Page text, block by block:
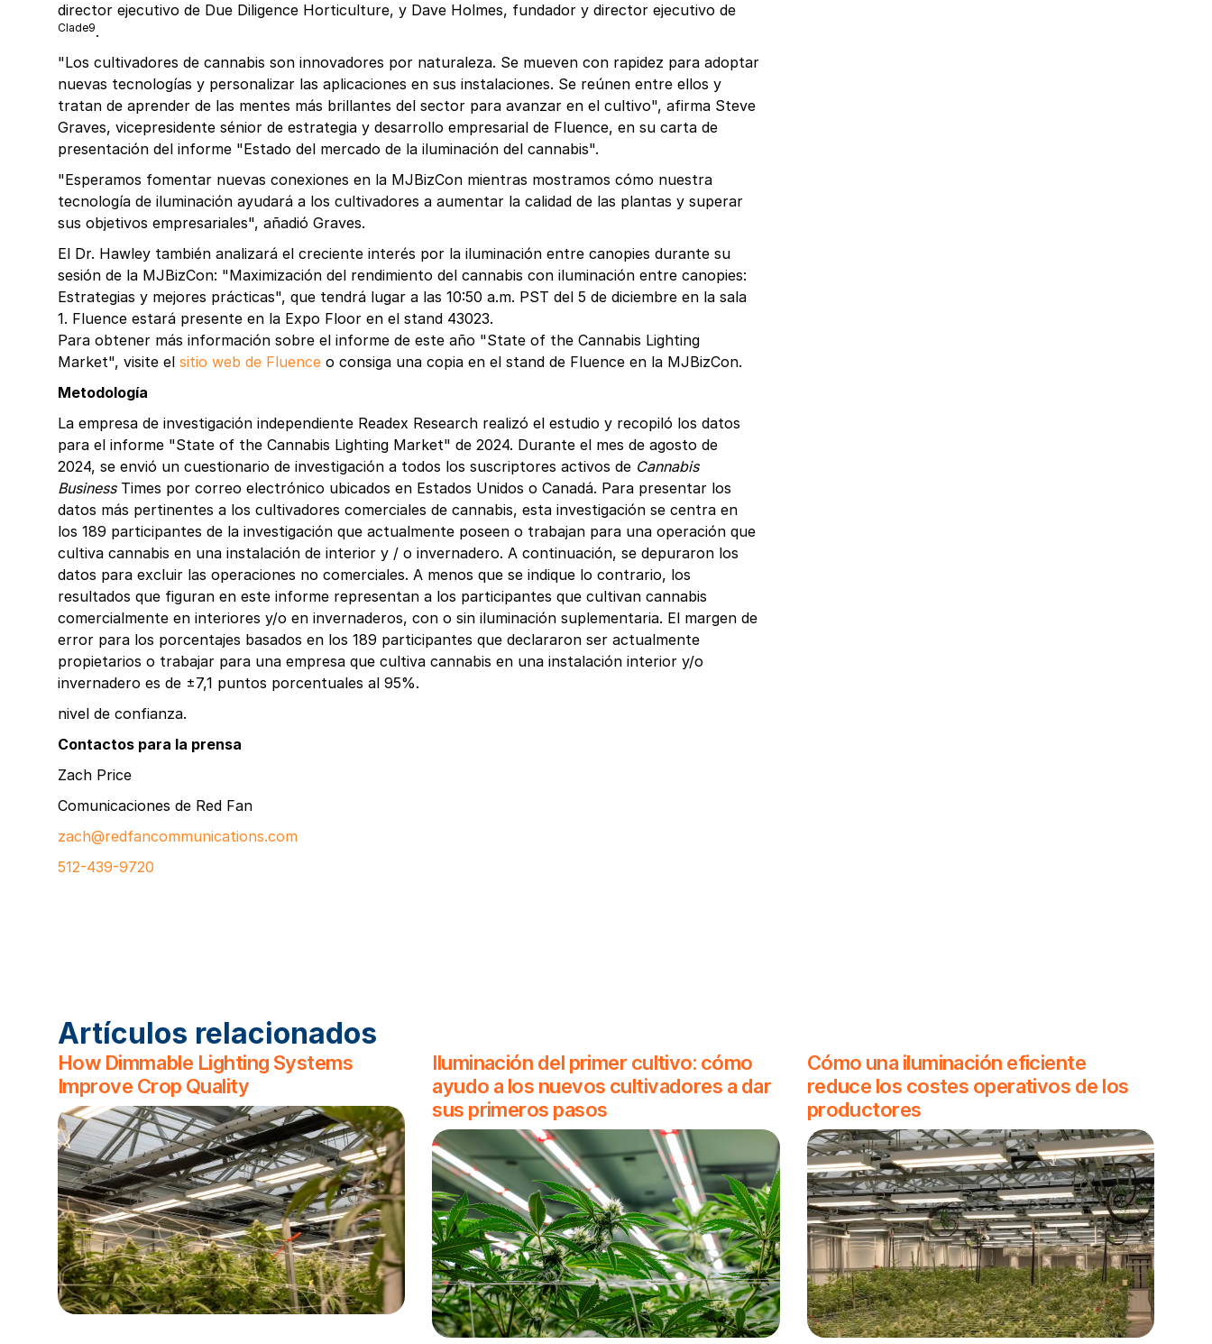
director ejecutivo de Due Diligence Horticulture, y Dave Holmes, fundador y director ejecutivo de
Clade9.
"Los cultivadores de cannabis son innovadores por naturaleza. Se mueven con rapidez para adoptar
nuevas tecnologías y personalizar las aplicaciones en sus instalaciones. Se reúnen entre ellos y
tratan de aprender de las mentes más brillantes del sector para avanzar en el cultivo", afirma Steve
Graves, vicepresidente sénior de estrategia y desarrollo empresarial de Fluence, en su carta de
presentación del informe "Estado del mercado de la iluminación del cannabis".
"Esperamos fomentar nuevas conexiones en la MJBizCon mientras mostramos cómo nuestra
tecnología de iluminación ayudará a los cultivadores a aumentar la calidad de las plantas y superar
sus objetivos empresariales", añadió Graves.
El Dr. Hawley también analizará el creciente interés por la iluminación entre canopies durante su
sesión de la MJBizCon: "Maximización del rendimiento del cannabis con iluminación entre canopies:
Estrategias y mejores prácticas", que tendrá lugar a las 10:50 a.m. PST del 5 de diciembre en la sala
1. Fluence estará presente en la Expo Floor en el stand 43023.
Para obtener más información sobre el informe de este año "State of the Cannabis Lighting
Market", visite el sitio web de Fluence o consiga una copia en el stand de Fluence en la MJBizCon.
Metodología
La empresa de investigación independiente Readex Research realizó el estudio y recopiló los datos
para el informe "State of the Cannabis Lighting Market" de 2024. Durante el mes de agosto de
2024, se envió un cuestionario de investigación a todos los suscriptores activos de Cannabis
BusinessTimes por correo electrónico ubicados en Estados Unidos o Canadá. Para presentar los
datos más pertinentes a los cultivadores comerciales de cannabis, esta investigación se centra en
los 189 participantes de la investigación que actualmente poseen o trabajan para una operación que
cultiva cannabis en una instalación de interior y / o invernadero. A continuación, se depuraron los
datos para excluir las operaciones no comerciales. A menos que se indique lo contrario, los
resultados que figuran en este informe representan a los participantes que cultivan cannabis
comercialmente en interiores y/o en invernaderos, con o sin iluminación suplementaria. El margen de
error para los porcentajes basados en los 189 participantes que declararon ser actualmente
propietarios o trabajar para una empresa que cultiva cannabis en una instalación interior y/o
invernadero es de ±7,1 puntos porcentuales al 95%.
nivel de confianza.
Contactos para la prensa
Zach Price
Comunicaciones de Red Fan
zach@redfancommunications.com
512-439-9720
Artículos relacionados
How Dimmable Lighting Systems
Improve Crop Quality
Iluminación del primer cultivo: cómo
ayudo a los nuevos cultivadores a dar
sus primeros pasos
Cómo una iluminación eficiente
reduce los costes operativos de los
productores